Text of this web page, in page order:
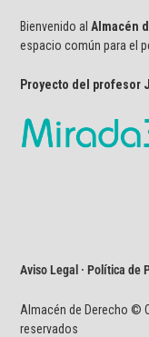
Bienvenido al Almacén
espacio común para el
Proyecto del profesor
Aviso Legal · Política de
Almacén de Derecho ©
reservados